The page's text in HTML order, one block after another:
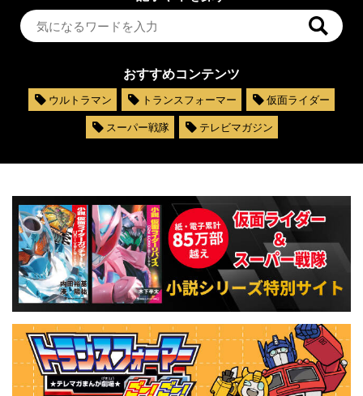
おすすめコンテンツ
ウルトラマン トランスフォーマー
仮面ライダー
スーパー戦隊
テレビマガジン